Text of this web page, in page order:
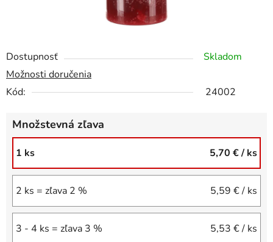
Dostupnosť
Skladom
Možnosti doručenia
Kód:
24002
Množstevná zľava
1 ks 5,70 €/ ks
2 ks = zľava 2 % 5,59 €/ ks
3 - 4 ks = zľava 3 % 5,53 €/ ks